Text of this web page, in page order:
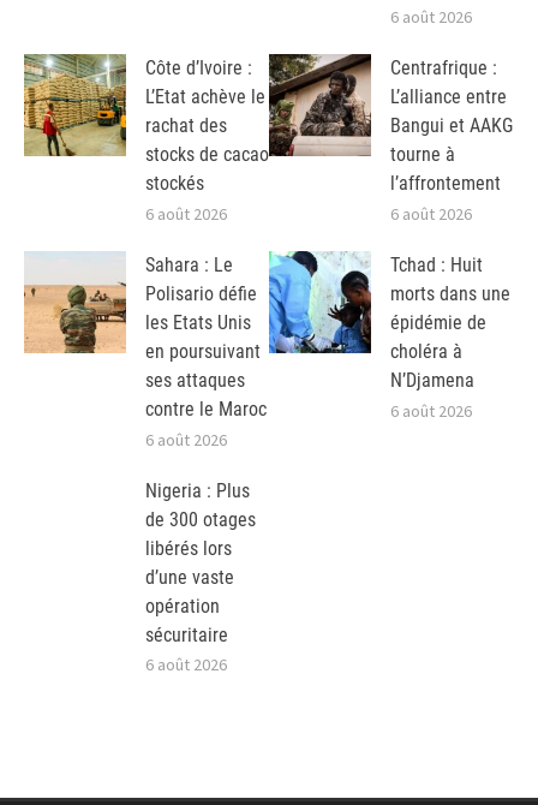
6 août 2026
Côte d’Ivoire :
L’Etat achève le
rachat des
stocks de cacao
stockés
6 août 2026
Centrafrique :
L’alliance entre
Bangui et AAKG
tourne à
l’affrontement
6 août 2026
Sahara : Le
Polisario défie
les Etats Unis
en poursuivant
ses attaques
contre le Maroc
6 août 2026
Tchad : Huit
morts dans une
épidémie de
choléra à
N’Djamena
6 août 2026
Nigeria : Plus
de 300 otages
libérés lors
d’une vaste
opération
sécuritaire
6 août 2026